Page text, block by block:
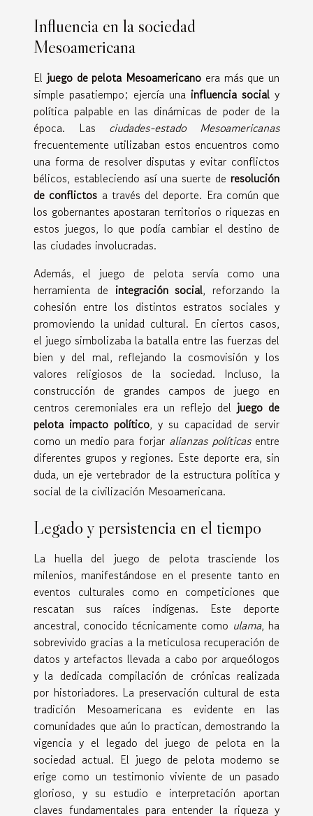
Influencia en la sociedad
Mesoamericana
El juego de pelota Mesoamericano era más que un
simple pasatiempo; ejercía una influencia social y
política palpable en las dinámicas de poder de la
época. Las ciudades-estado Mesoamericanas
frecuentemente utilizaban estos encuentros como
una forma de resolver disputas y evitar conflictos
bélicos, estableciendo así una suerte de resolución
de conflictos a través del deporte. Era común que
los gobernantes apostaran territorios o riquezas en
estos juegos, lo que podía cambiar el destino de
las ciudades involucradas.
Además, el juego de pelota servía como una
herramienta de integración social, reforzando la
cohesión entre los distintos estratos sociales y
promoviendo la unidad cultural. En ciertos casos,
el juego simbolizaba la batalla entre las fuerzas del
bien y del mal, reflejando la cosmovisión y los
valores religiosos de la sociedad. Incluso, la
construcción de grandes campos de juego en
centros ceremoniales era un reflejo del juego de
pelota impacto político, y su capacidad de servir
como un medio para forjar alianzas políticasentre
diferentes grupos y regiones. Este deporte era, sin
duda, un eje vertebrador de la estructura política y
social de la civilización Mesoamericana.
Legado y persistencia en el tiempo
La huella del juego de pelota trasciende los
milenios, manifestándose en el presente tanto en
eventos culturales como en competiciones que
rescatan sus raíces indígenas. Este deporte
ancestral, conocido técnicamente como ulama, ha
sobrevivido gracias a la meticulosa recuperación de
datos y artefactos llevada a cabo por arqueólogos
y la dedicada compilación de crónicas realizada
por historiadores. La preservación cultural de esta
tradición Mesoamericana es evidente en las
comunidades que aún lo practican, demostrando la
vigencia y el legado del juego de pelota en la
sociedad actual. El juego de pelota moderno se
erige como un testimonio viviente de un pasado
glorioso, y su estudio e interpretación aportan
claves fundamentales para entender la riqueza y